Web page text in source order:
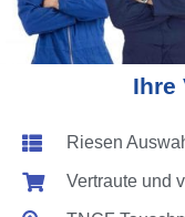
Ihre
Riesen
Vertraute und